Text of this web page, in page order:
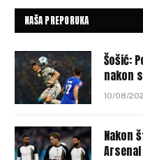
NAŠA PREPORUKA
Šošić:
nakon
10/08/
Nakon